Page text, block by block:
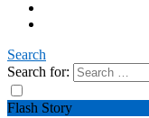
Search
Search for:
Flash Story